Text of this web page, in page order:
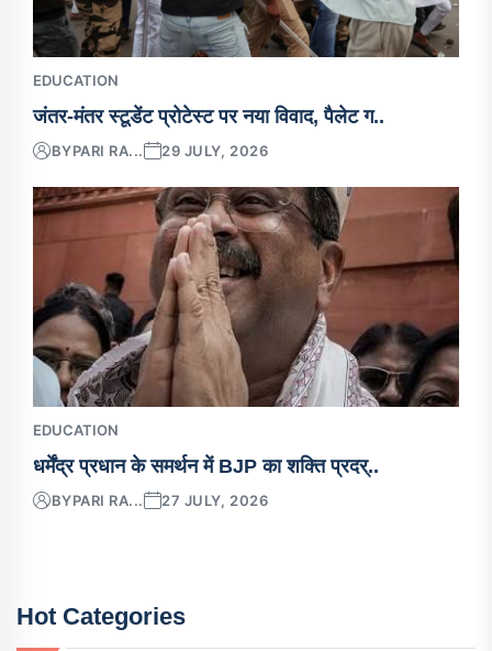
EDUCATION
जंतर-मंतर स्टूडेंट प्रोटेस्ट पर नया विवाद, पैलेट ग..
BYPARI RA... 29 JULY, 2026
EDUCATION
धर्मेंद्र प्रधान के समर्थन में BJP का शक्ति प्रदर्..
BYPARI RA... 27 JULY, 2026
Hot Categories